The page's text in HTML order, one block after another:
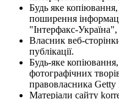
Будь яке
поширення
"Інтерфакс-
Власник веб-
публікації.
Будь-яке
фотографічних
правовласника Getty
Матеріали сайту